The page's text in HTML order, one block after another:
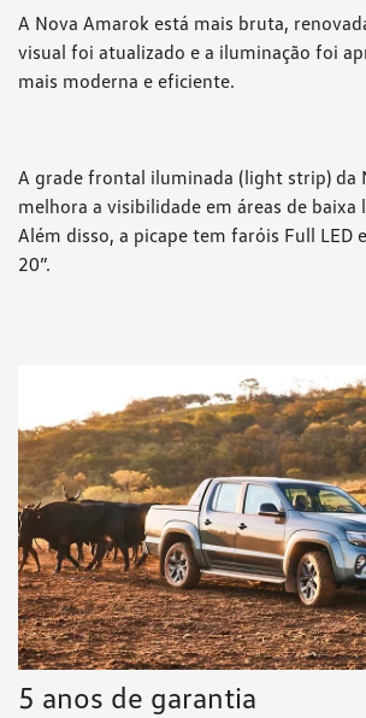
A Nova Amarok está mais bruta,
visual foi atualizado e a iluminação foi
mais moderna e eficiente.
A grade frontal iluminada (light strip) da
melhora a visibilidade em áreas de baixa
Além disso, a picape tem faróis Full LED
20”.
5 anos de garantia